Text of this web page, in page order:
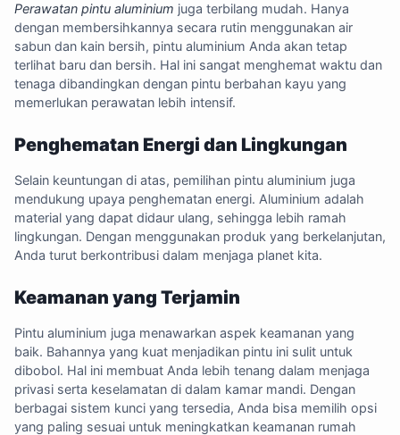
Perawatan pintu aluminium juga terbilang mudah. Hanya
dengan membersihkannya secara rutin menggunakan air
sabun dan kain bersih, pintu aluminium Anda akan tetap
terlihat baru dan bersih. Hal ini sangat menghemat waktu dan
tenaga dibandingkan dengan pintu berbahan kayu yang
memerlukan perawatan lebih intensif.
Penghematan Energi dan Lingkungan
Selain keuntungan di atas, pemilihan pintu aluminium juga
mendukung upaya penghematan energi. Aluminium adalah
material yang dapat didaur ulang, sehingga lebih ramah
lingkungan. Dengan menggunakan produk yang berkelanjutan,
Anda turut berkontribusi dalam menjaga planet kita.
Keamanan yang Terjamin
Pintu aluminium juga menawarkan aspek keamanan yang
baik. Bahannya yang kuat menjadikan pintu ini sulit untuk
dibobol. Hal ini membuat Anda lebih tenang dalam menjaga
privasi serta keselamatan di dalam kamar mandi. Dengan
berbagai sistem kunci yang tersedia, Anda bisa memilih opsi
yang paling sesuai untuk meningkatkan keamanan rumah